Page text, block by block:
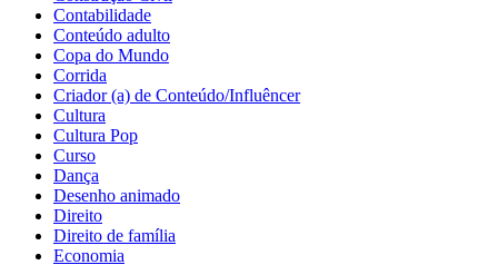
Contabilidade
Conteúdo adulto
Copa do Mundo
Corrida
Criador (a) de Conteúdo/Influêncer
Cultura
Cultura Pop
Curso
Dança
Desenho animado
Direito
Direito de família
Economia